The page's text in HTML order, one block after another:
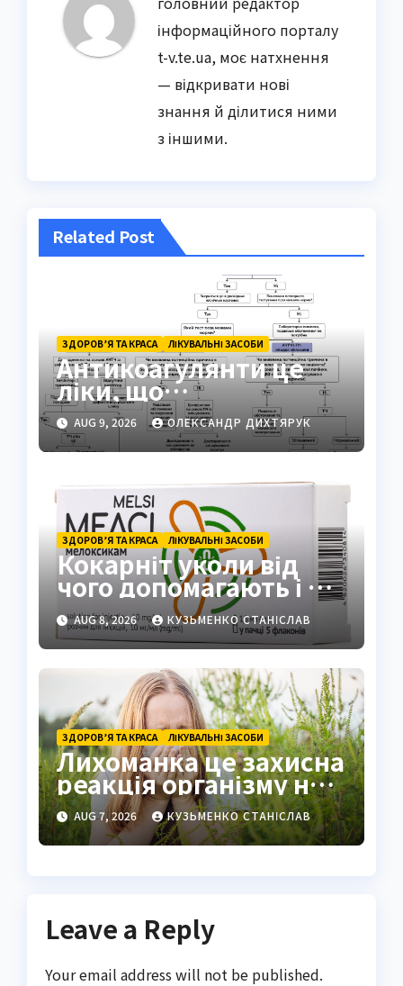
інформаційного порталу
t-v.te.ua, моє натхнення
— відкривати нові
знання й ділитися ними
з іншими.
Related Post
ЗДОРОВ’Я ТА КРАСА ЛІКУВАЛЬНІ ЗАСОБИ
Антикоагулянти це
ліки, що
контролюють
згортання крові
AUG 9, 2026 ОЛЕКСАНДР ДИХТЯРУК
ЗДОРОВ’Я ТА КРАСА ЛІКУВАЛЬНІ ЗАСОБИ
Кокарніт уколи від
чого допомагають і як
працюють
AUG 8, 2026 КУЗЬМЕНКО СТАНІСЛАВ
ЗДОРОВ’Я ТА КРАСА ЛІКУВАЛЬНІ ЗАСОБИ
Лихоманка це захисна
реакція організму на
інфекцію
AUG 7, 2026 КУЗЬМЕНКО СТАНІСЛАВ
Leave a Reply
Your email address will not be published.